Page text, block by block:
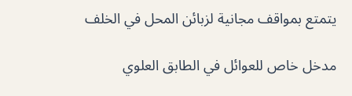
يتمتع بمواقف مجانية لزبائن المحل في الخلف
مدخل خاص للعوائل في الطابق العلوي